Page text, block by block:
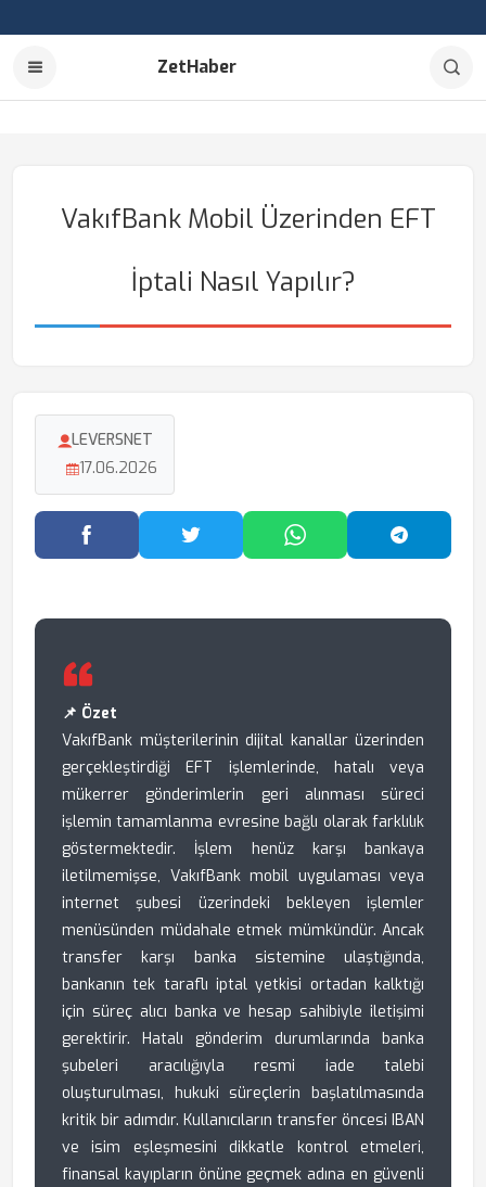
ZetHaber
VakıfBank Mobil Üzerinden EFT
İptali Nasıl Yapılır?
LEVERSNET
17.06.2026
Facebook'ta PaylaşTwitter'da PaylaşWhatsApp'ta Paylaş
📌 Özet
VakıfBank müşterilerinin dijital kanallar üzerinden
gerçekleştirdiği EFT işlemlerinde, hatalı veya
mükerrer gönderimlerin geri alınması süreci
işlemin tamamlanma evresine bağlı olarak farklılık
göstermektedir. İşlem henüz karşı bankaya
iletilmemişse, VakıfBank mobil uygulaması veya
internet şubesi üzerindeki bekleyen işlemler
menüsünden müdahale etmek mümkündür. Ancak
transfer karşı banka sistemine ulaştığında,
bankanın tek taraflı iptal yetkisi ortadan kalktığı
için süreç alıcı banka ve hesap sahibiyle iletişimi
gerektirir. Hatalı gönderim durumlarında banka
şubeleri aracılığıyla resmi iade talebi
oluşturulması, hukuki süreçlerin başlatılmasında
kritik bir adımdır. Kullanıcıların transfer öncesi IBAN
ve isim eşleşmesini dikkatle kontrol etmeleri,
finansal kayıpların önüne geçmek adına en güvenli